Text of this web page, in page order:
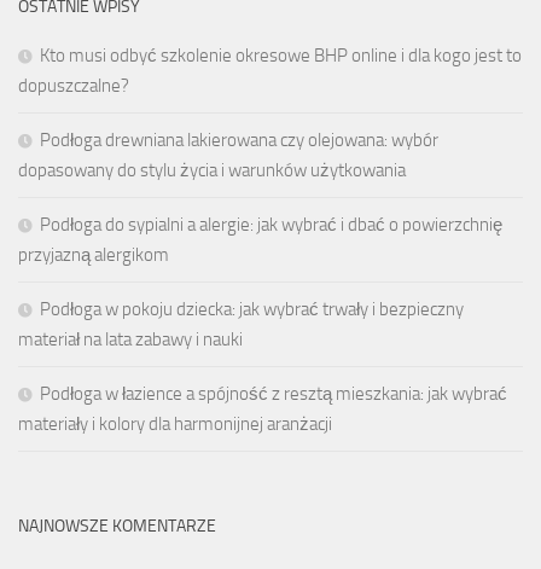
OSTATNIE WPISY
Kto musi odbyć szkolenie okresowe BHP online i dla kogo jest to
dopuszczalne?
Podłoga drewniana lakierowana czy olejowana: wybór
dopasowany do stylu życia i warunków użytkowania
Podłoga do sypialni a alergie: jak wybrać i dbać o powierzchnię
przyjazną alergikom
Podłoga w pokoju dziecka: jak wybrać trwały i bezpieczny
materiał na lata zabawy i nauki
Podłoga w łazience a spójność z resztą mieszkania: jak wybrać
materiały i kolory dla harmonijnej aranżacji
NAJNOWSZE KOMENTARZE